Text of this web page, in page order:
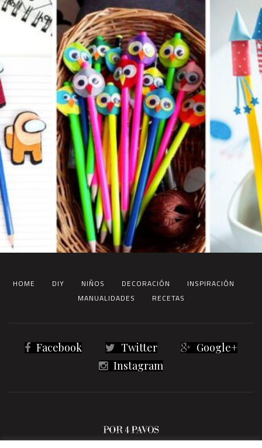
HOME DIY NIÑOS DECORACIÓN
INSPIRACIÓN
MANUALIDADES
RECETAS
Facebook Twitter
Google+
Instagram